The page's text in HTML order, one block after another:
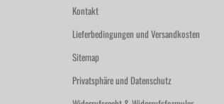
Kontakt
Lieferbedingungen und Versandkosten
Sitemap
Privatsphäre und Datenschutz